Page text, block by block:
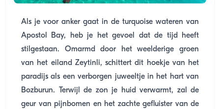
Als je voor anker gaat in de turquoise wateren van
Apostol Bay, heb je het gevoel dat de tijd heeft
stilgestaan. Omarmd door het weelderige groen
van het eiland Zeytinli, schittert dit hoekje van het
paradijs als een verborgen juweeltje in het hart van
Bozburun. Terwijl de zon je huid verwarmt, zal de
geur van pijnbomen en het zachte gefluister van de